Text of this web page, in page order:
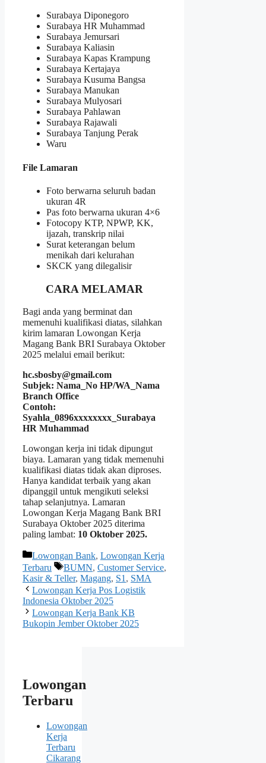
Surabaya Diponegoro
Surabaya HR Muhammad
Surabaya Jemursari
Surabaya Kaliasin
Surabaya Kapas Krampung
Surabaya Kertajaya
Surabaya Kusuma Bangsa
Surabaya Manukan
Surabaya Mulyosari
Surabaya Pahlawan
Surabaya Rajawali
Surabaya Tanjung Perak
Waru
File Lamaran
Foto berwarna seluruh badan
ukuran 4R
Pas foto berwarna ukuran 4×6
Fotocopy KTP, NPWP, KK,
ijazah, transkrip nilai
Surat keterangan belum
menikah dari kelurahan
SKCK yang dilegalisir
CARA MELAMAR
Bagi anda yang berminat dan
memenuhi kualifikasi diatas, silahkan
kirim lamaran Lowongan Kerja
Magang Bank BRI Surabaya Oktober
2025 melalui email berikut:
hc.sbosby@gmail.com
Subjek: Nama_No HP/WA_Nama
Branch Office
Contoh:
Syahla_0896xxxxxxxx_ Surabaya
HR Muhammad
Lowongan kerja ini tidak dipungut
biaya. Lamaran yang tidak memenuhi
kualifikasi diatas tidak akan diproses.
Hanya kandidat terbaik yang akan
dipanggil untuk mengikuti seleksi
tahap selanjutnya. Lamaran
Lowongan Kerja Magang Bank BRI
Surabaya Oktober 2025 diterima
paling lambat: 10 Oktober 2025.
Kategori
Lowongan Bank, Lowongan Kerja
Terbaru
Tag
BUMN, Customer Service,
Kasir & Teller, Magang, S1, SMA
Lowongan Kerja Pos Logistik
Indonesia Oktober 2025
Lowongan Kerja Bank KB
Bukopin Jember Oktober 2025
Lowongan
Terbaru
Lowongan
Kerja
Terbaru
Cikarang